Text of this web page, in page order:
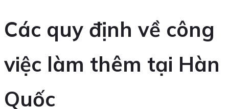
Các quy định về công
việc làm thêm tại Hàn
Quốc